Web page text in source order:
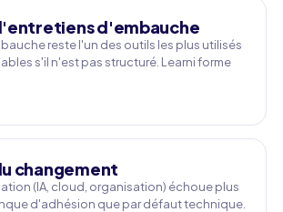
d'embauche
reste l'un des outils les plus utilisés
s'il n'est pas structuré. Learni forme
changement
(IA, cloud, organisation) échoue plus
d'adhésion que par défaut technique.